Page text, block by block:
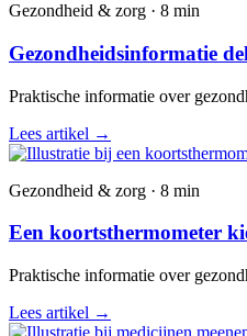
Gezondheid & zorg · 8 min
Gezondheidsinformatie
Praktische informatie over
Lees artikel →
Gezondheid & zorg · 8 min
Een koortsthermometer
Praktische informatie over
Lees artikel →